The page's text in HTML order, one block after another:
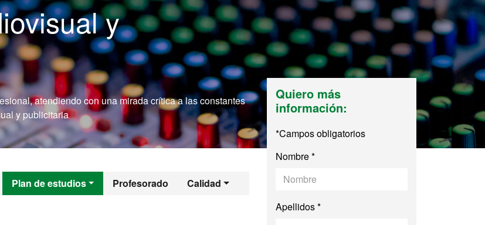
y
atendiendo con una mirada crítica a las constantes
y publicitaria
Plan de estudios Profesorado Calidad
de Comunicación
Quiero más
información:
*Campos obligatorios
Nombre *
Apellidos *